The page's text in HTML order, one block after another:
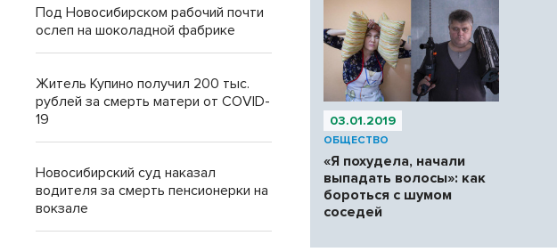
03.01.2019
ОБЩЕСТВО
«Я похудела, начали
выпадать волосы»: как
бороться с шумом
соседей
Под Новосибирском рабочий почти
ослеп на шоколадной фабрике
Житель Купино получил 200 тыс.
рублей за смерть матери от COVID-
19
Новосибирский суд наказал
водителя за смерть пенсионерки на
вокзале